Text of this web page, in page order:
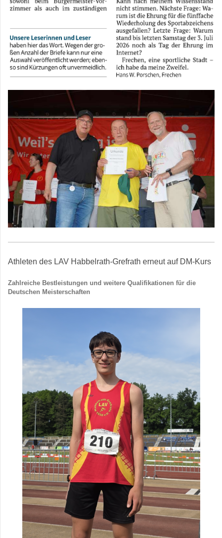
Athleten des LAV Habbelrath-Grefrath erneut auf DM-Kurs
Zahlreiche Bestleistungen und weitere Qualifikationen für die
Deutschen Meisterschaften